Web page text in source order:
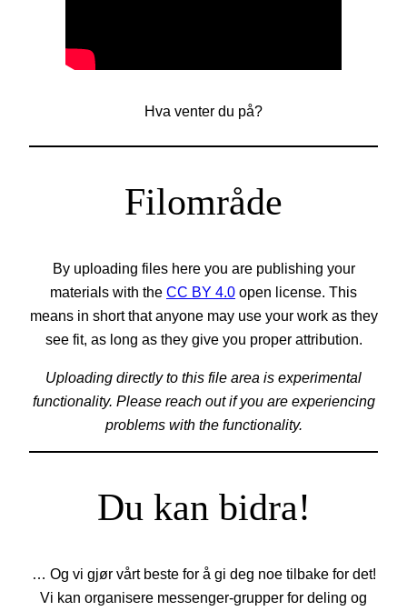
Hva venter du på?
Filområde
By uploading files here you are publishing your
materials with the CC BY 4.0 open license. This
means in short that anyone may use your work as they
see fit, as long as they give you proper attribution.
Uploading directly to this file area is experimental
functionality. Please reach out if you are experiencing
problems with the functionality.
Du kan bidra!
… Og vi gjør vårt beste for å gi deg noe tilbake for det!
Vi kan organisere messenger-grupper for deling og